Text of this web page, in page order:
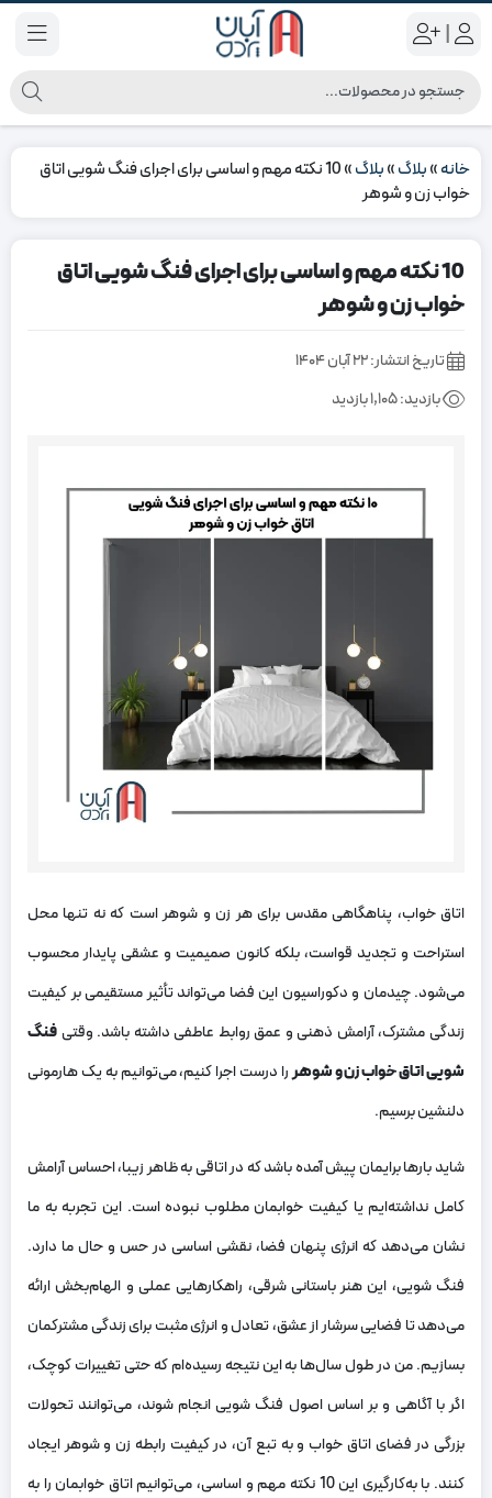
|
خانه»بلاگ»بلاگ»
10 نکته مهم و اساسی برای اجرای فنگ شویی اتاق
خواب زن و شوهر
10 نکته مهم و اساسی برای اجرای فنگ شویی اتاق
خواب زن و شوهر
تاریخ انتشار:۲۲ آبان ۱۴۰۴
بازدید:1,105 بازدید
اتاق خواب، پناهگاهی مقدس برای هر زن و شوهر است که نه تنها محل
استراحت و تجدید قواست، بلکه کانون صمیمیت و عشقی پایدار محسوب
می‌شود. چیدمان و دکوراسیون این فضا می‌تواند تأثیر مستقیمی بر کیفیت
زندگی مشترک، آرامش ذهنی و عمق روابط عاطفی داشته باشد. وقتی فنگ
شویی اتاق خواب زن و شوهررا درست اجرا کنیم، می‌توانیم به یک هارمونی
دلنشین برسیم.
شاید بارها برایمان پیش آمده باشد که در اتاقی به ظاهر زیبا، احساس آرامش
کامل نداشته‌ایم یا کیفیت خوابمان مطلوب نبوده است. این تجربه به ما
نشان می‌دهد که انرژی پنهان فضا، نقشی اساسی در حس و حال ما دارد.
فنگ شویی، این هنر باستانی شرقی، راهکارهایی عملی و الهام‌بخش ارائه
می‌دهد تا فضایی سرشار از عشق، تعادل و انرژی مثبت برای زندگی مشترکمان
بسازیم. من در طول سال‌ها به این نتیجه رسیده‌ام که حتی تغییرات کوچک،
اگر با آگاهی و بر اساس اصول فنگ شویی انجام شوند، می‌توانند تحولات
بزرگی در فضای اتاق خواب و به تبع آن، در کیفیت رابطه زن و شوهر ایجاد
کنند. با به‌کارگیری این 10 نکته مهم و اساسی، می‌توانیم اتاق خوابمان را به